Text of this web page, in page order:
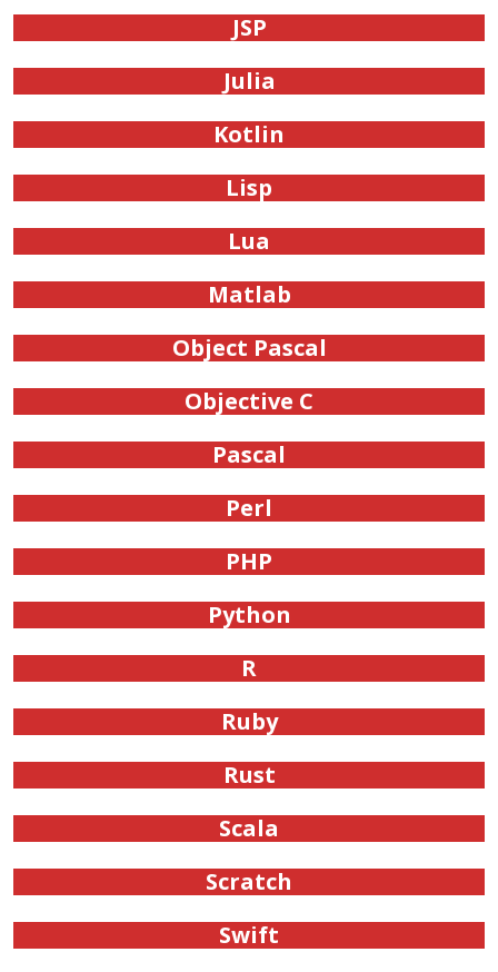
JSP
Julia
Kotlin
Lisp
Lua
Matlab
Object Pascal
Objective C
Pascal
Perl
PHP
Python
R
Ruby
Rust
Scala
Scratch
Swift